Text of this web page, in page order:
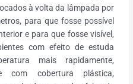
à volta da lâmpada por
para que fosse possível
e para que fosse visível,
com efeito de estuda
mais rapidamente,
com cobertura plástica,